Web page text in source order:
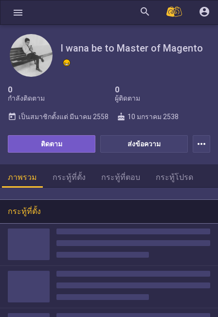
menu search account_circle
I wana be to Master of Magento
0
กำลังติดตาม
0
ผู้ติดตาม
ส่งข้อความ
ติดตาม
today เป็นสมาชิกตั้งแต่ มีนาคม 2558 cake 10 มกราคม 2538
more_horiz
ภาพรวม กระทู้ที่ตั้ง กระทู้ที่ตอบ กระทู้โปรด
กระทู้ที่ตั้ง